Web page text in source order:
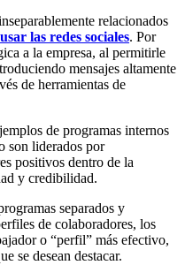
relacionados
las redes sociales. Por
a la empresa, al permitirle
mensajes altamente
de herramientas de
de programas internos
son liderados por
positivos dentro de la
y credibilidad.
separados y
de colaboradores, los
o “perfil” más efectivo,
se desean destacar.